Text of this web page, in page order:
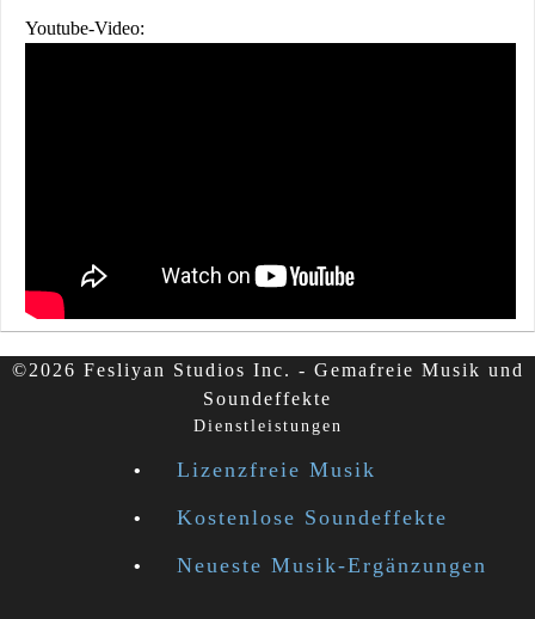
Youtube-Video:
©2026 Fesliyan Studios Inc. - Gemafreie Musik und
Soundeffekte
Dienstleistungen
Lizenzfreie Musik
Kostenlose Soundeffekte
Neueste Musik-Ergänzungen